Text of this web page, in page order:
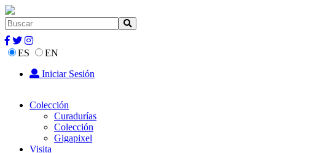
ES
EN
Iniciar Sesión
Colección
Curadurías
Colección
Gigapixel
Visita